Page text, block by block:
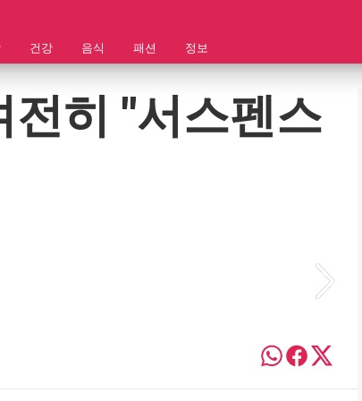
건강 음식 패션 정보
히 "서스펜스